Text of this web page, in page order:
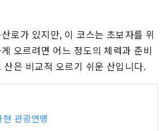
로가 있지만, 이 코스는 초보자를 위
오르려면 어느 정도의 체력과 준비
은 비교적 오르기 쉬운 산입니다.
관광연맹